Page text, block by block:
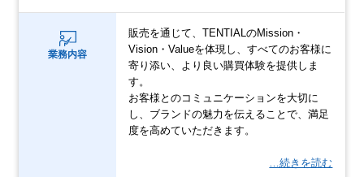
業務内容
販売を通じて、TENTIALのMission・
Vision・Valueを体現し、すべてのお客様に
寄り添い、より良い購買体験を提供しま
す。
お客様とのコミュニケーションを大切に
し、ブランドの魅力を伝えることで、満足
度を高めていただきます。
…続きを読む